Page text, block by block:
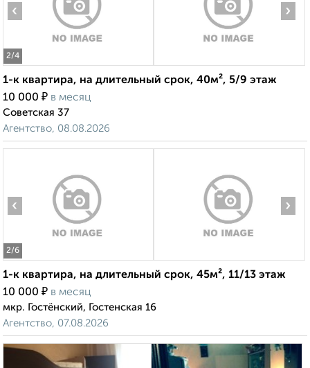
2/4
‹ ›
1-к квартира, на длительный срок, 40м², 5/9 этаж
10 000 ₽ в месяц
Советская 37
Агентство, 08.08.2026
2/6
‹ ›
1-к квартира, на длительный срок, 45м², 11/13 этаж
10 000 ₽ в месяц
мкр. Гостёнский, Гостенская 16
Агентство, 07.08.2026